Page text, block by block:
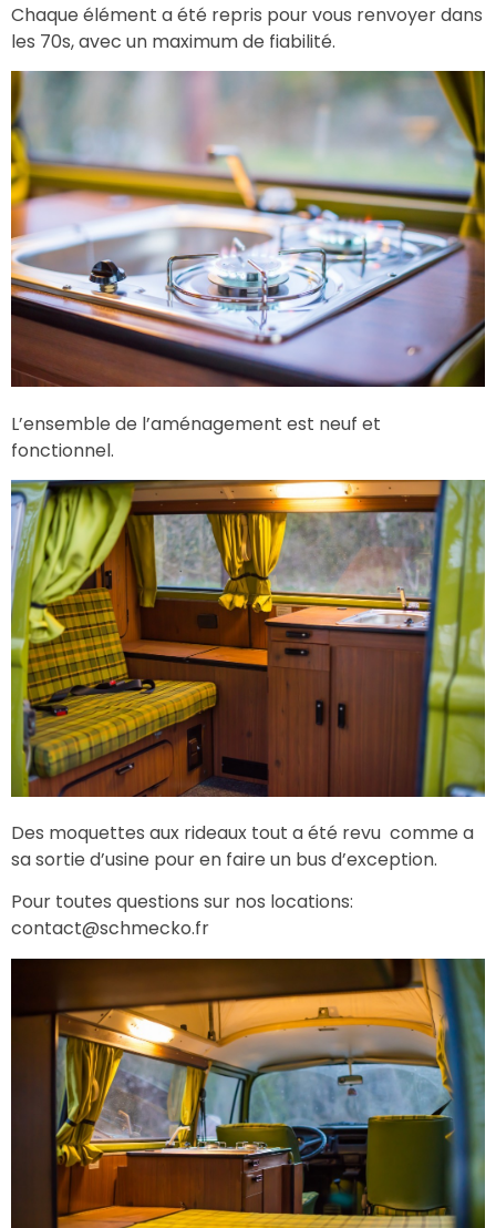
Chaque élément a été repris pour vous renvoyer dans
les 70s, avec un maximum de fiabilité.
L’ensemble de l’aménagement est neuf et
fonctionnel.
Des moquettes aux rideaux tout a été revu comme a
sa sortie d’usine pour en faire un bus d’exception.
Pour toutes questions sur nos locations:
contact@schmecko.fr